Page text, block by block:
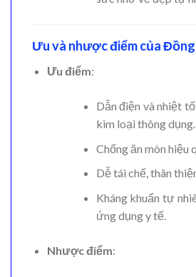
Ưu và nhược điểm của Đồng
Ưu điểm:
Dẫn điện và nhiệt
kim loại thông dụng.
Chống ăn mòn hiệu
Dễ tái chế, thân
Kháng khuẩn tự
ứng dụng y tế.
Nhược điểm: